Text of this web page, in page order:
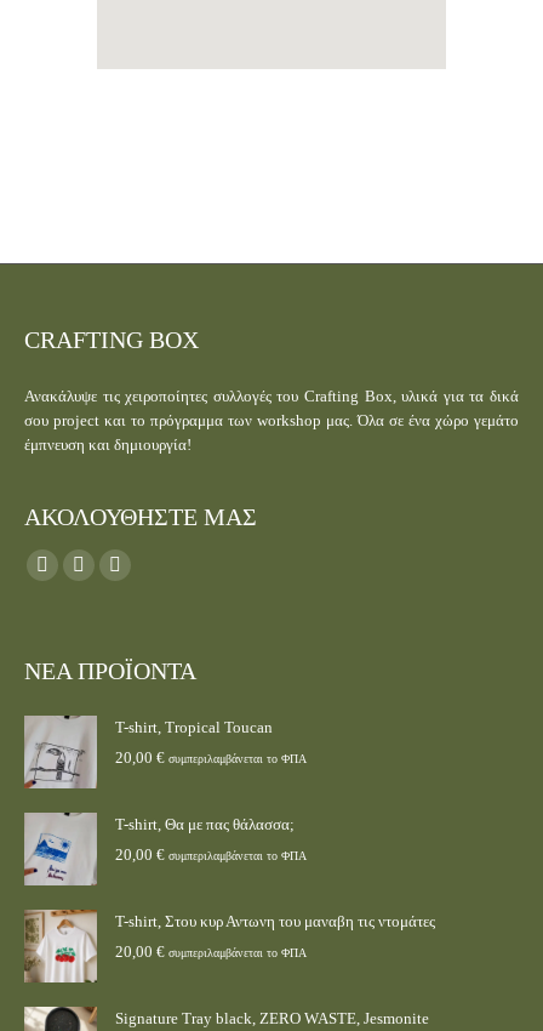
CRAFTING BOX
Ανακάλυψε τις χειροποίητες συλλογές του Crafting Box, υλικά για τα δικά
σου project και το πρόγραμμα των workshop μας. Όλα σε ένα χώρο γεμάτο
έμπνευση και δημιουργία!
ΑΚΟΛΟΥΘΗΣΤΕ ΜΑΣ
Find us on:
ΝΕΑ ΠΡΟΪΟΝΤΑ
T-shirt, Tropical Toucan
20,00 € συμπεριλαμβάνεται το ΦΠΑ
T-shirt, Θα με πας θάλασσα;
20,00 € συμπεριλαμβάνεται το ΦΠΑ
T-shirt, Στου κυρ Αντωνη του μαναβη τις ντομάτες
20,00 € συμπεριλαμβάνεται το ΦΠΑ
Signature Tray black, ZERO WASTE, Jesmonite